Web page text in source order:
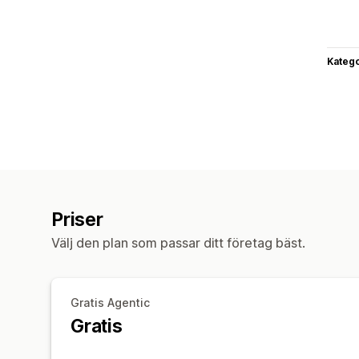
Priser
Välj den plan som passar ditt företag bäst.
Gratis Agentic
Gratis